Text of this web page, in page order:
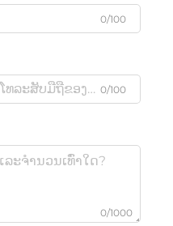
0/100
0/100
0/1000